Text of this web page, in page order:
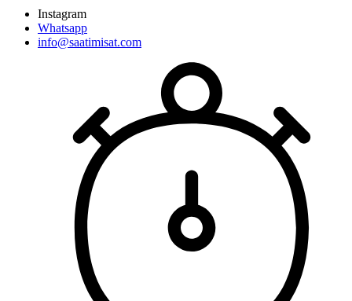
Instagram
Whatsapp
info@saatimisat.com